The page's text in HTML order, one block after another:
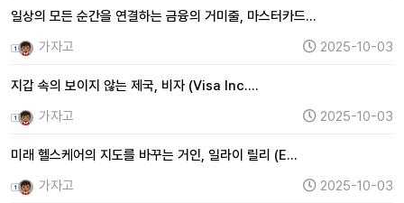
일상의 모든 순간을 연결하는 금융의 거미줄, 마스터카드…
가자고
2025-10-03
지갑 속의 보이지 않는 제국, 비자 (Visa Inc.…
가자고
2025-10-03
미래 헬스케어의 지도를 바꾸는 거인, 일라이 릴리 (E…
가자고
2025-10-03